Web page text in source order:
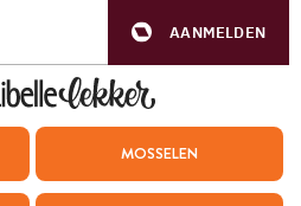
AANMELDEN
MOSSELEN